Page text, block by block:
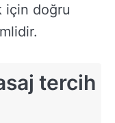
için doğru
tercih